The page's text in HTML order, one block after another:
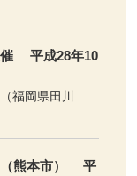
平成28年10
福岡県田川
熊本市） 平